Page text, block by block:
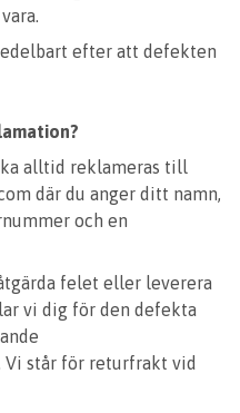
efter att defekten
alltid reklameras till
där du anger ditt namn,
och en
felet eller leverera
vi dig för den defekta
Vi står för returfrakt vid